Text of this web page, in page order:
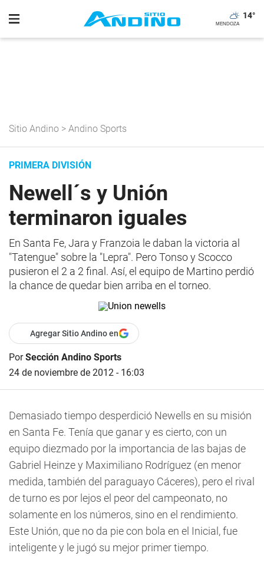
14°
Sitio Andino > Andino Sports
PRIMERA DIVISIÓN
Newell´s y Unión
terminaron iguales
En Santa Fe, Jara y Franzoia le daban la victoria al
"Tatengue" sobre la "Lepra". Pero Tonso y Scocco
pusieron el 2 a 2 final. Así, el equipo de Martino perdió
la chance de quedar bien arriba en el torneo.
Agregar Sitio Andino en
PorSección Andino Sports
24 de noviembre de 2012 - 16:03
Demasiado tiempo desperdició Newells en su misión
en Santa Fe. Tenía que ganar y es cierto, con un
equipo diezmado por la importancia de las bajas de
Gabriel Heinze y Maximiliano Rodríguez (en menor
medida, también del paraguayo Cáceres), pero el rival
de turno es por lejos el peor del campeonato, no
solamente en los números, sino en el rendimiento.
Este Unión, que no da pie con bola en el Inicial, fue
inteligente y le jugó su mejor primer tiempo.